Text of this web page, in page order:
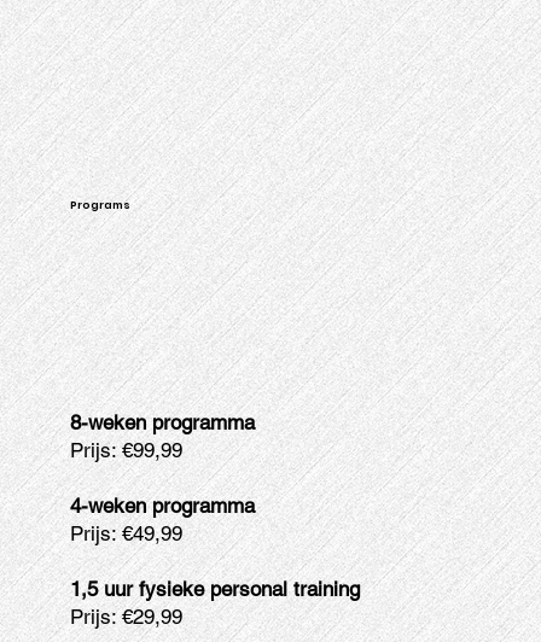
8-weken programma
Prijs: €99,99
4-weken programma
Prijs: €49,99
1,5 uur fysieke personal training
Prijs: €29,99
Programs